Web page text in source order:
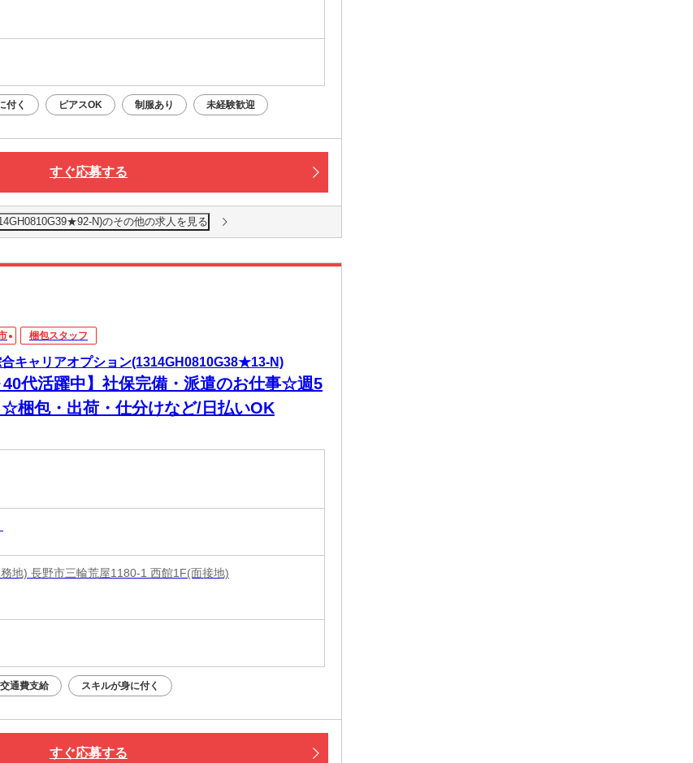
付く ピアスOK 制服あり 未経験歓迎
すぐ応募する
N)のその他の求人を見る
梱包スタッフ
キャリアオプション(1314GH0810G38★13-N)
40代活躍中】社保完備・派遣のお仕事☆週5
梱包・出荷・仕分けなど/日払いOK
地) 長野市三輪荒屋1180-1 西館1F(面接地)
交通費支給 スキルが身に付く
すぐ応募する